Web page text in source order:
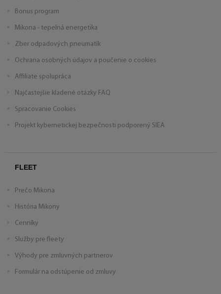
Bonus program
Mikona - tepelná energetika
Zber odpadových pneumatík
Ochrana osobných údajov a poučenie o cookies
Affiliate spolupráca
Najčastejšie kladené otázky FAQ
Spracovanie Cookies
Projekt kybernetickej bezpečnosti podporený SIEA
FLEET
Prečo Mikona
História Mikony
Cenníky
Služby pre fleety
Výhody pre zmluvných partnerov
Formulár na odstúpenie od zmluvy